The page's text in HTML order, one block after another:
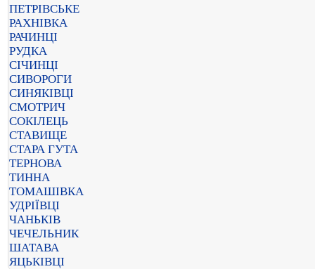
ПЕТРІВСЬКЕ
РАХНІВКА
РАЧИНЦІ
РУДКА
СІЧИНЦІ
СИВОРОГИ
СИНЯКІВЦІ
СМОТРИЧ
СОКІЛЕЦЬ
СТАВИЩЕ
СТАРА ГУТА
ТЕРНОВА
ТИННА
ТОМАШІВКА
УДРІЇВЦІ
ЧАНЬКІВ
ЧЕЧЕЛЬНИК
ШАТАВА
ЯЦЬКІВЦІ